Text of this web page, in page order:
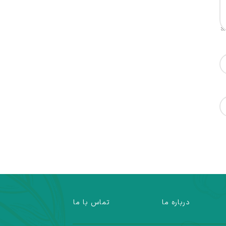
درباره ما تماس با ما